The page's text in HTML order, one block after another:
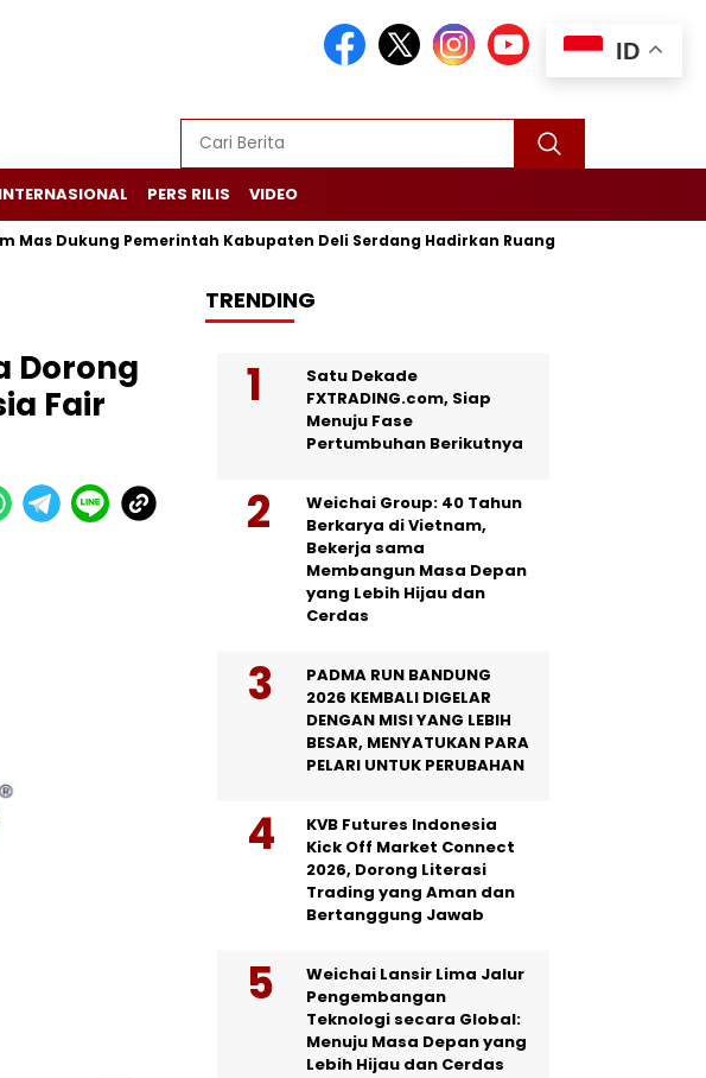
INTERNASIONAL PERS RILIS VIDEO
Pemerintah Kabupaten Deli Serdang Hadirkan Ruang Publik Bersama melalui
Dorong
Fair
TRENDING
Satu Dekade
FXTRADING.com, Siap
Menuju Fase
Pertumbuhan Berikutnya
Weichai Group: 40 Tahun
Berkarya di Vietnam,
Bekerja sama
Membangun Masa Depan
yang Lebih Hijau dan
Cerdas
PADMA RUN BANDUNG
2026 KEMBALI DIGELAR
DENGAN MISI YANG LEBIH
BESAR, MENYATUKAN PARA
PELARI UNTUK PERUBAHAN
KVB Futures Indonesia
Kick Off Market Connect
2026, Dorong Literasi
Trading yang Aman dan
Bertanggung Jawab
Weichai Lansir Lima Jalur
Pengembangan
Teknologi secara Global:
Menuju Masa Depan yang
Lebih Hijau dan Cerdas
ID